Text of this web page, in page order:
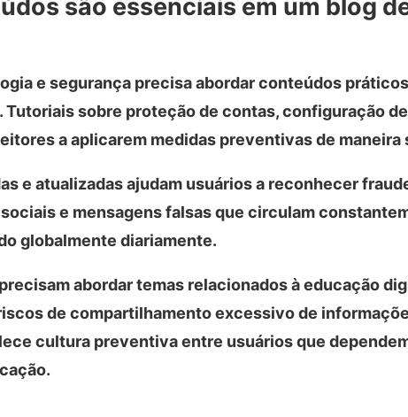
são essenciais em um blog
e segurança precisa abordar conteúdos
Tutoriais sobre proteção de contas, configuração
a aplicarem medidas preventivas de
e atualizadas ajudam usuários a reconhecer
e mensagens falsas que circulam
globalmente diariamente.
abordar temas relacionados à educação
de compartilhamento excessivo de
cultura preventiva entre usuários que